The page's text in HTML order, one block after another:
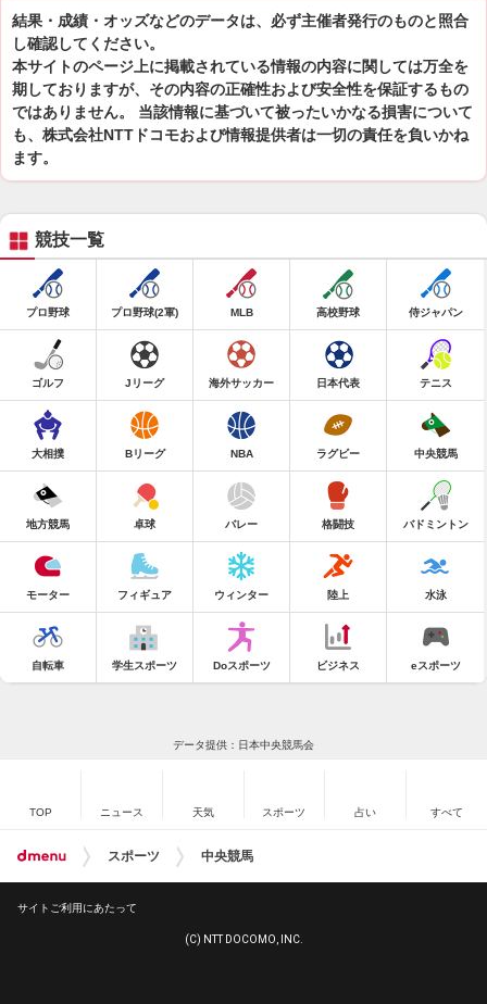
結果・成績・オッズなどのデータは、必ず主催者発行のものと照合
し確認してください。
本サイトのページ上に掲載されている情報の内容に関しては万全を
期しておりますが、その内容の正確性および安全性を保証するもの
ではありません。 当該情報に基づいて被ったいかなる損害について
も、株式会社NTTドコモおよび情報提供者は一切の責任を負いかね
ます。
競技一覧
プロ野球 プロ野球(2軍) MLB 高校野球 侍ジャパン
ゴルフ Jリーグ 海外サッカー 日本代表 テニス
大相撲 Bリーグ NBA ラグビー 中央競馬
地方競馬 卓球 バレー 格闘技 バドミントン
モーター フィギュア ウィンター 陸上 水泳
自転車 学生スポーツ Doスポーツ ビジネス eスポーツ
データ提供：日本中央競馬会
TOP ニュース 天気 スポーツ 占い すべて
スポーツ 中央競馬
サイトご利用にあたって
(C) NTT DOCOMO, INC.